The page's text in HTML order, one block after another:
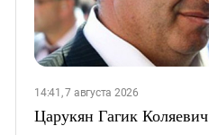
14:41, 7 августа 2026
Царукян Гагик Коляевич